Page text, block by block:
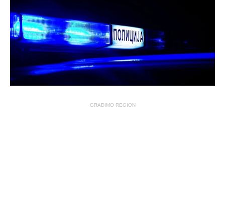
GRADIMO REGION